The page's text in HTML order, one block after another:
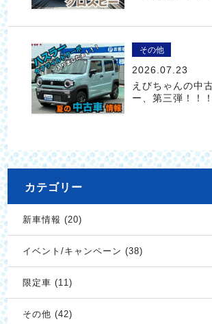
その他
2026.07.23
えびちゃんの中
ー、第三弾！！！
カテゴリー
新車情報 (20)
イベント/キャンペーン (38)
限定車 (11)
その他 (42)